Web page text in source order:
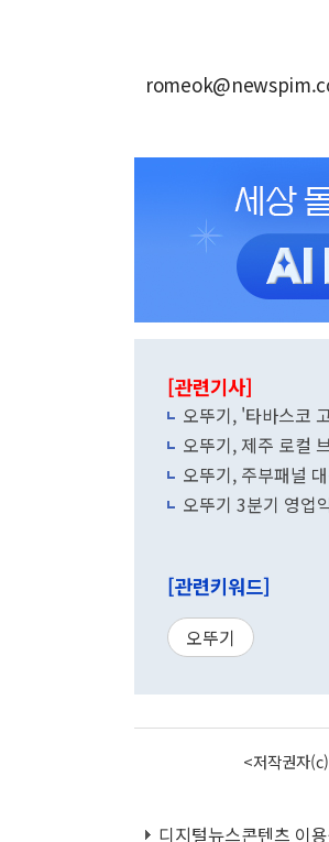
[관련기사]
오뚜기, '타바스코
오뚜기, 제주 로컬
오뚜기, 주부패널
오뚜기 3분기 영업
[관련키워드]
오뚜기
<저작권자
디지털뉴스콘텐츠 이